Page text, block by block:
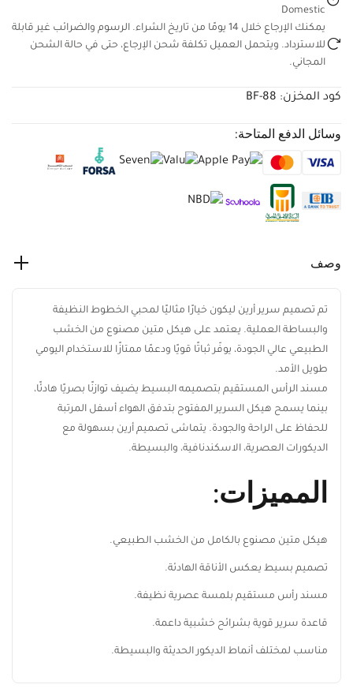
Domestic
يمكنك الإرجاع خلال 14 يومًا من تاريخ الشراء. الرسوم والضرائب غير
قابلة للاسترداد. ويتحمل العميل تكلفة شحن الإرجاع، حتى في حالة
الشحن المجاني.
كود المخزن: BF-88
وسائل الدفع المتاحة:
وصف
تم تصميم سرير أرين ليكون خيارًا مثاليًا لمحبي الخطوط النظيفة
والبساطة العملية. يعتمد على هيكل متين مصنوع من الخشب
الطبيعي عالي الجودة، يوفّر ثباتًا قويًا ودعمًا ممتازًا للاستخدام اليومي
طويل الأمد.
مسند الرأس المستقيم بتصميمه البسيط يضيف توازنًا بصريًا هادئًا،
بينما يسمح هيكل السرير المفتوح بتدفق الهواء أسفل المرتبة
للحفاظ على الراحة والجودة. يتماشى تصميم أرين بسهولة مع
الديكورات العصرية، الاسكندنافية، والبسيطة.
المميزات:
هيكل متين مصنوع بالكامل من الخشب الطبيعي.
تصميم بسيط يعكس الأناقة الهادئة.
مسند رأس مستقيم بلمسة عصرية نظيفة.
قاعدة سرير قوية بشرائح خشبية داعمة.
مناسب لمختلف أنماط الديكور الحديثة والبسيطة.